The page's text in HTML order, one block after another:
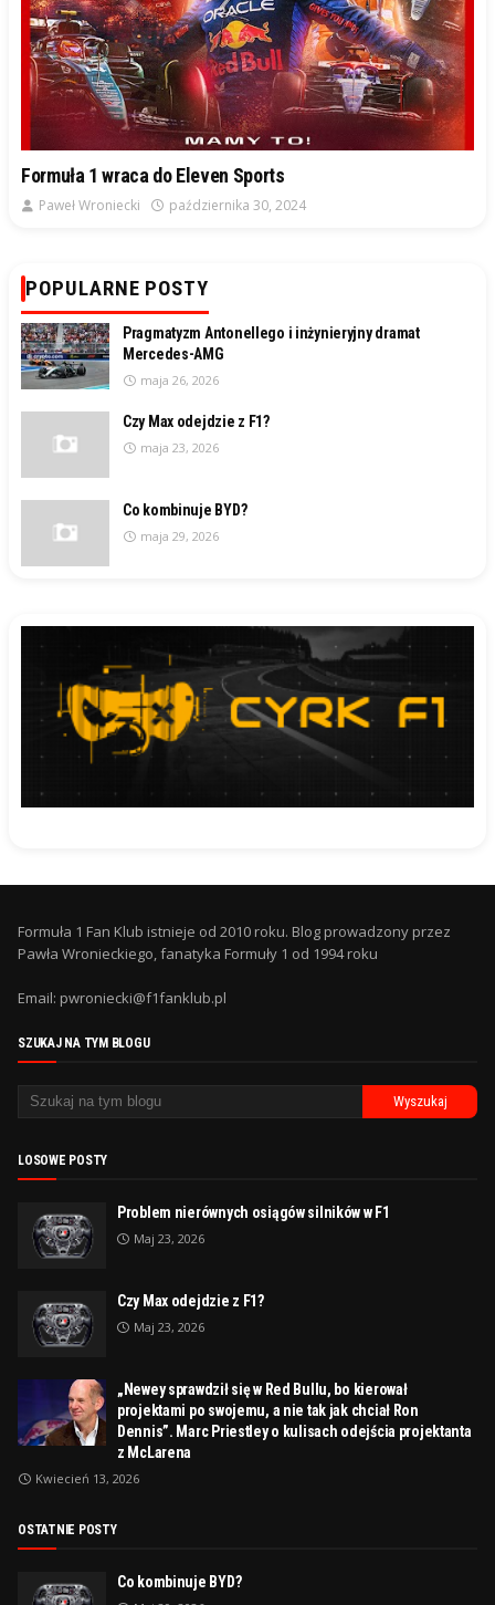
Formuła 1 wraca do Eleven Sports
Paweł Wroniecki października 30, 2024
POPULARNE POSTY
Pragmatyzm Antonellego i inżynieryjny dramat
Mercedes-AMG
maja 26, 2026
Czy Max odejdzie z F1?
maja 23, 2026
Co kombinuje BYD?
maja 29, 2026
Formuła 1 Fan Klub istnieje od 2010 roku. Blog prowadzony przez
Pawła Wronieckiego, fanatyka Formuły 1 od 1994 roku
Email: pwroniecki@f1fanklub.pl
SZUKAJ NA TYM BLOGU
LOSOWE POSTY
Problem nierównych osiągów silników w F1
Maj 23, 2026
Czy Max odejdzie z F1?
Maj 23, 2026
„Newey sprawdził się w Red Bullu, bo kierował
projektami po swojemu, a nie tak jak chciał Ron
Dennis”. Marc Priestley o kulisach odejścia projektanta
z McLarena
Kwiecień 13, 2026
OSTATNIE POSTY
Co kombinuje BYD?